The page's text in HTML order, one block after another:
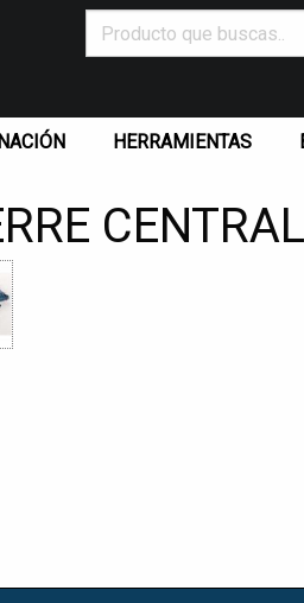
HERRAMIENTAS